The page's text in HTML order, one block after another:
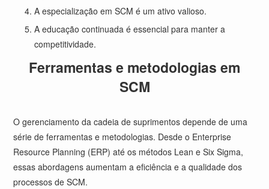
A especialização em SCM é um ativo valioso.
A educação continuada é essencial para manter a
competitividade.
Ferramentas e metodologias em
SCM
O gerenciamento da cadeia de suprimentos depende de uma
série de ferramentas e metodologias. Desde o Enterprise
Resource Planning (ERP) até os métodos Lean e Six Sigma,
essas abordagens aumentam a eficiência e a qualidade dos
processos de SCM.